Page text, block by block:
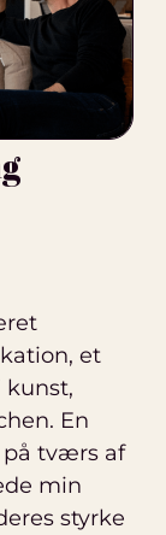
et
En
tværs af
min
styrke